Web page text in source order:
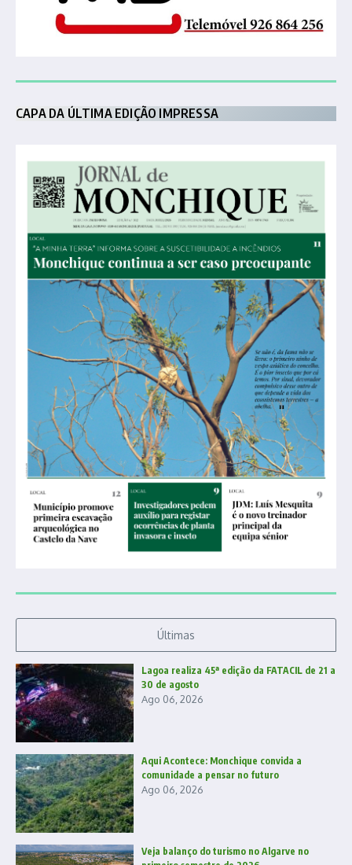
CAPA DA ÚLTIMA EDIÇÃO IMPRESSA
Últimas
Lagoa realiza 45ª edição da FATACIL de 21 a
30 de agosto
Ago 06, 2026
Aqui Acontece: Monchique convida a
comunidade a pensar no futuro
Ago 06, 2026
Veja balanço do turismo no Algarve no